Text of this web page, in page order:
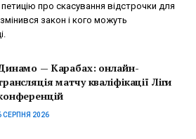
про скасування відстрочки для
закон і кого можуть
— Карабах: онлайн-
матчу кваліфікації Ліги
СЕРПНЯ 2026